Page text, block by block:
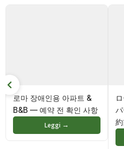
로마 장애인용 아파트 &
B&B — 예약 전 확인 사항
Leggi →